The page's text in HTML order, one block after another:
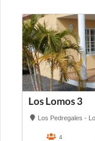
Los Lomos 3
Los Pedregales -
4